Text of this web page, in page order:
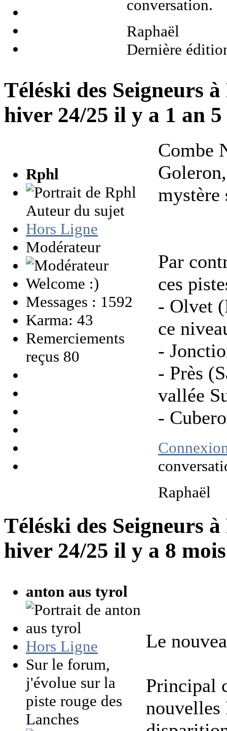
conversation.
Raphaël
Dernière
Téléski des Seigneurs
hiver 24/25 il y a 1 an
Rphl
Auteur du sujet
Hors Ligne
Modérateur
Welcome :)
Messages : 1592
Karma: 43
Remerciements
reçus 80
Combe
mystère
Par
ces
- Olvet
ce
-
- Près
vallée
-
Raphaël
Téléski des Seigneurs
hiver 24/25 il y a 8
anton aus tyrol
Hors Ligne
Sur le forum,
j'évolue sur la
piste rouge des
Lanches
Le
Principal
nouvelles